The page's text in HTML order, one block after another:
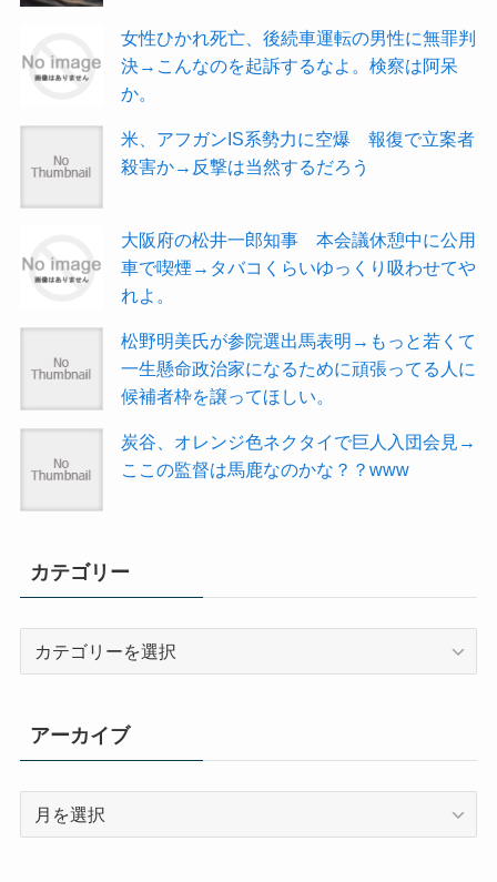
女性ひかれ死亡、後続車運転の男性に無罪判
決→こんなのを起訴するなよ。検察は阿呆
か。
米、アフガンIS系勢力に空爆 報復で立案者
殺害か→反撃は当然するだろう
大阪府の松井一郎知事 本会議休憩中に公用
車で喫煙→タバコくらいゆっくり吸わせてや
れよ。
松野明美氏が参院選出馬表明→もっと若くて
一生懸命政治家になるために頑張ってる人に
候補者枠を譲ってほしい。
炭谷、オレンジ色ネクタイで巨人入団会見→
ここの監督は馬鹿なのかな？？www
カテゴリー
リ
ー
アーカイブ